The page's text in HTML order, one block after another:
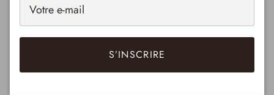
applicable sur le produit)
* Veuillez allouer 4 semaines pour l'expédition
S’INSCRIRE